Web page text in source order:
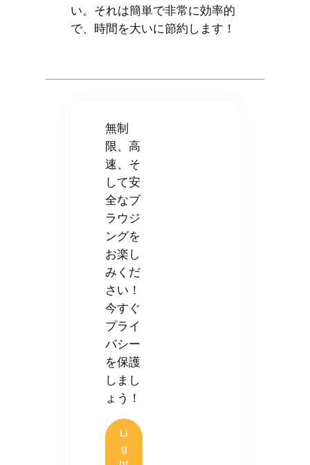
い。それは簡単で非常に効率的
で、時間を大いに節約します！
無制
限、高
速、そ
して安
全なブ
ラウジ
ングを
お楽し
みくだ
さい！
今すぐ
プライ
バシー
を保護
しまし
ょう！
Li
g